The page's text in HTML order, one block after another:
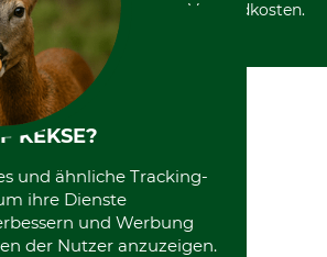
International
Kooperationen
Versandkosten.
KEKSE?
und ähnliche Tracking-
ihre Dienste
und Werbung
der Nutzer anzuzeigen.